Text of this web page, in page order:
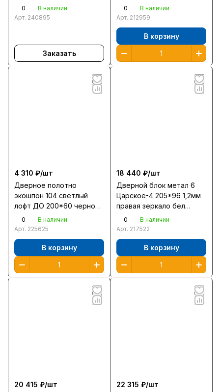
200*60 черное стекло
0
В наличии
Арт. 240895
Заказать
0
В наличии
Арт. 212959
В корзину
4 310 ₽/шт
Дверное полотно
экошпон 104 светлый
лофт ДО 200*60 черное
стекло
0
В наличии
Арт. 225625
В корзину
18 440 ₽/шт
Дверной блок метал 6
Царское-4 205*96 1,2мм
правая зеркало бел
ясень 2 замка
0
В наличии
Арт. 217522
В корзину
20 415 ₽/шт
22 315 ₽/шт